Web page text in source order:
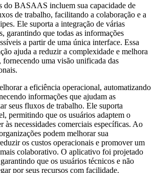
do BASAAS incluem sua capacidade de
de trabalho, facilitando a colaboração e a
Ele suporta a integração de várias
garantindo que todas as informações
a partir de uma única interface. Essa
ajuda a reduzir a complexidade e melhora
fornecendo uma visão unificada das
a eficiência operacional, automatizando
informações que ajudam as
seus fluxos de trabalho. Ele suporta
permitindo que os usuários adaptem o
às necessidades comerciais específicas. Ao
podem melhorar sua
os custos operacionais e promover um
colaborativo. O aplicativo foi projetado
que os usuários técnicos e não
por seus recursos com facilidade.